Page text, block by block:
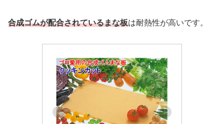
合成ゴムが配合されているまな板は耐熱性が高いです。